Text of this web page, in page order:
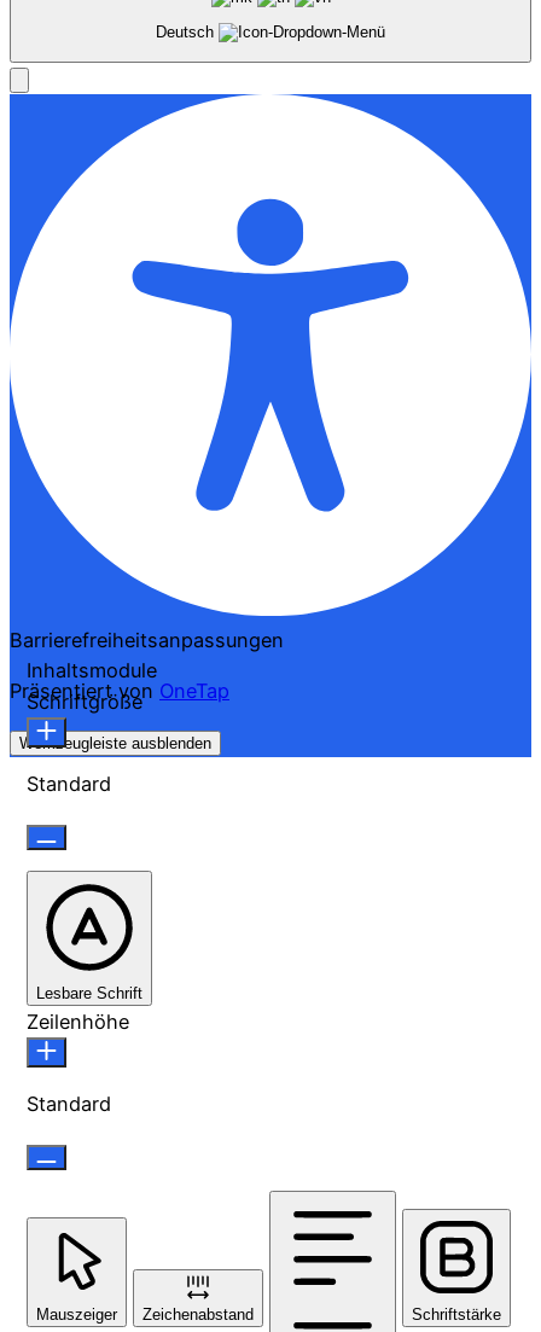
Deutsch
Barrierefreiheitsanpassungen
Präsentiert von OneTap
Werkzeugleiste ausblenden
Inhaltsmodule
Schriftgröße
Standard
Lesbare Schrift
Zeilenhöhe
Standard
Mauszeiger Zeichenabstand Schriftstärke